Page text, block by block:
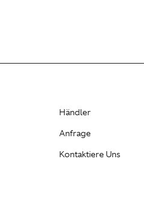
Händler
Anfrage
Kontaktiere Uns